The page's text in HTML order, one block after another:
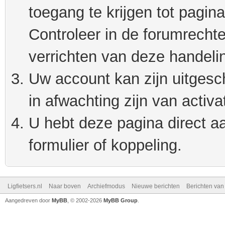
toegang te krijgen tot
Controleer in de
verrichten van deze
Uw account kan zijn
in afwachting zijn van
U hebt deze pagina direct
formulier of koppeling.
Ligfietsers.nl Naar boven Archiefmodus Nieuwe berichten Berichten
Aangedreven door MyBB , © 2002-2026 MyBB Group